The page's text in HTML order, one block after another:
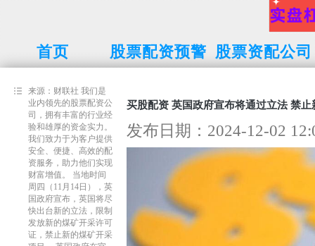
首页
股票配资预警 股票资配公司
来源：财联社 我们是
业内领先的股票配资公
司，拥有丰富的行业经
验和雄厚的资金实力。
我们致力于为客户提供
安全、便捷、高效的配
资服务，助力他们实现
财富增值。 当地时间
周四（11月14日），英
国政府宣布，英国将尽
快出台新的立法，限制
发放新的煤矿开采许可
证，禁止新的煤矿开采
买股配资 英国政府宣布将通过立法 禁
发布日期：2024-12-02